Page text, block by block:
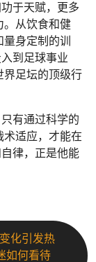
于天赋，更多
。从饮食和健
身定制的训
到足球事业
界足坛的顶级行
有通过科学的
术适应，才能在
律，正是他能
化引发热
如何看待